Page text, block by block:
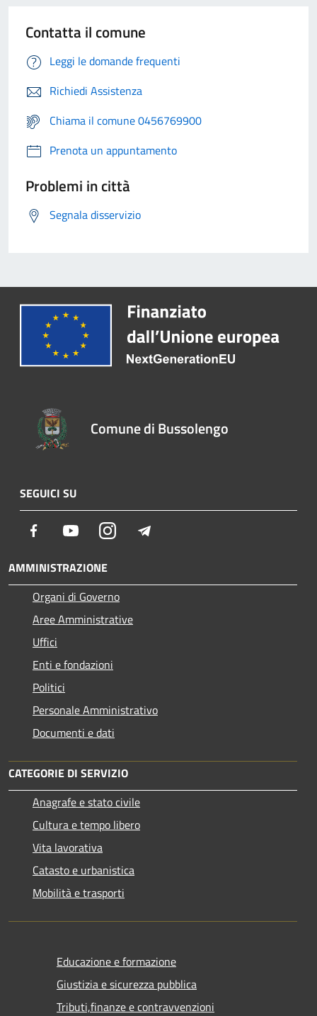
Contatta il comune
Leggi le domande frequenti
Richiedi Assistenza
Chiama il comune 0456769900
Prenota un appuntamento
Problemi in città
Segnala disservizio
Comune di Bussolengo
SEGUICI SU
Facebook YoutubeInstagram
AMMINISTRAZIONE
Organi di Governo
Aree Amministrative
Uffici
Enti e fondazioni
Politici
Personale Amministrativo
Documenti e dati
CATEGORIE DI SERVIZIO
Anagrafe e stato civile
Cultura e tempo libero
Vita lavorativa
Catasto e urbanistica
Mobilità e trasporti
Educazione e formazione
Giustizia e sicurezza pubblica
Tributi,finanze e contravvenzioni